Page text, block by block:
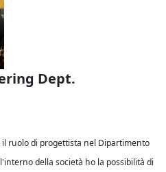
Dept.
ruolo di progettista nel Dipartimento
della società ho la possibilità di